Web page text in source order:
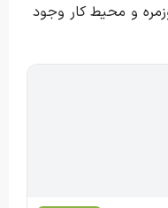
و محیط کار وجود